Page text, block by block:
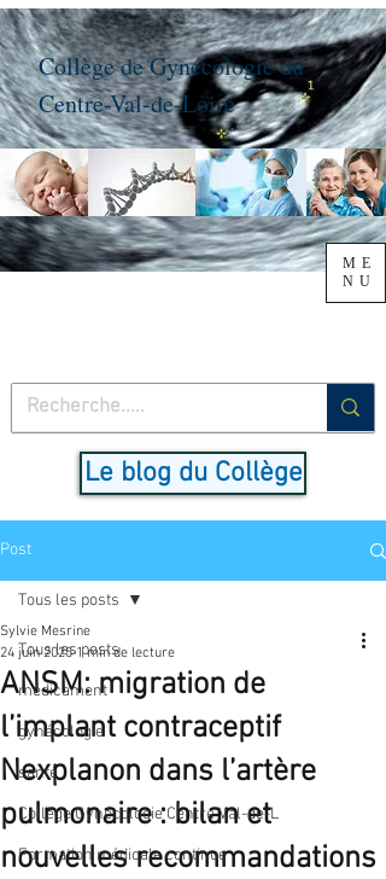
Le blog du Collège
ME
NU
Collège de Gynécologie du
Centre-Val-de-Loire
Post
Tous les posts
médicament
gynécologie
santé
Collège Gynécologie Centre Val-de-L
Formation médicale continue
Tous les posts
ANSM: migration de
l’implant contraceptif
Nexplanon dans l’artère
pulmonaire : bilan et
nouvelles recommandations
Sylvie Mesrine
24 juin 2025 1 min de lecture